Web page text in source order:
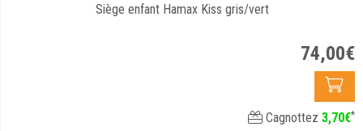
Siège enfant Hamax Kiss gris/vert
74,00€
Cagnottez 3,70€*